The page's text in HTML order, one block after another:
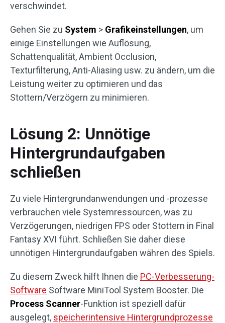
verschwindet.
Gehen Sie zu System > Grafikeinstellungen, um
einige Einstellungen wie Auflösung,
Schattenqualität, Ambient Occlusion,
Texturfilterung, Anti-Aliasing usw. zu ändern, um die
Leistung weiter zu optimieren und das
Stottern/Verzögern zu minimieren.
Lösung 2: Unnötige
Hintergrundaufgaben
schließen
Zu viele Hintergrundanwendungen und -prozesse
verbrauchen viele Systemressourcen, was zu
Verzögerungen, niedrigen FPS oder Stottern in Final
Fantasy XVI führt. Schließen Sie daher diese
unnötigen Hintergrundaufgaben währen des Spiels.
Zu diesem Zweck hilft Ihnen die PC-Verbesserung-
Software Software MiniTool System Booster. Die
Process Scanner-Funktion ist speziell dafür
ausgelegt, speicherintensive Hintergrundprozesse